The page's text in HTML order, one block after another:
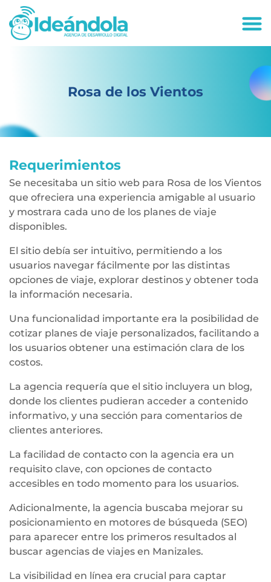
Rosa de los Vientos
Requerimientos
Se necesitaba un sitio web para Rosa de los Vientos
que ofreciera una experiencia amigable al usuario
y mostrara cada uno de los planes de viaje
disponibles.
El sitio debía ser intuitivo, permitiendo a los
usuarios navegar fácilmente por las distintas
opciones de viaje, explorar destinos y obtener toda
la información necesaria.
Una funcionalidad importante era la posibilidad de
cotizar planes de viaje personalizados, facilitando a
los usuarios obtener una estimación clara de los
costos.
La agencia requería que el sitio incluyera un blog,
donde los clientes pudieran acceder a contenido
informativo, y una sección para comentarios de
clientes anteriores.
La facilidad de contacto con la agencia era un
requisito clave, con opciones de contacto
accesibles en todo momento para los usuarios.
Adicionalmente, la agencia buscaba mejorar su
posicionamiento en motores de búsqueda (SEO)
para aparecer entre los primeros resultados al
buscar agencias de viajes en Manizales.
La visibilidad en línea era crucial para captar